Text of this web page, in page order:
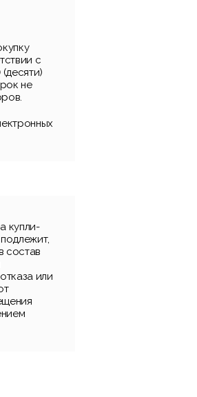
с
не
купли-
состав
или